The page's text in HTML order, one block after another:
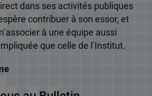
dans ses activités publiques
contribuer à son essor, et
à une équipe aussi
que celle de l’Institut.